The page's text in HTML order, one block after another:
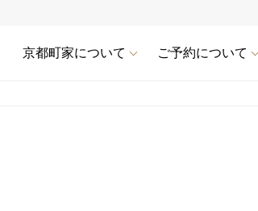
京都町家について ご予約について